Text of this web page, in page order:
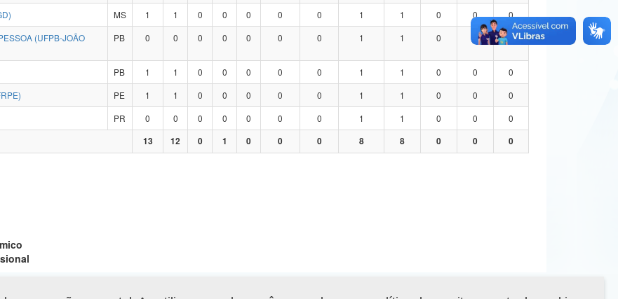
MS 1 1 0 0 0 0 0 1 1 0 0
0
(UFPB-JOÃO
PB 0 0 0 0 0 0 0 1 1 0 0
PB 1 1 0 0 0 0 0 1 1 0 0
0
PE 1 1 0 0 0 0 0 1 1 0 0
0
PR 0 0 0 0 0 0 0 1 1 0 0
0
13 12 0 1 0 0 0 8 8 0 0 0